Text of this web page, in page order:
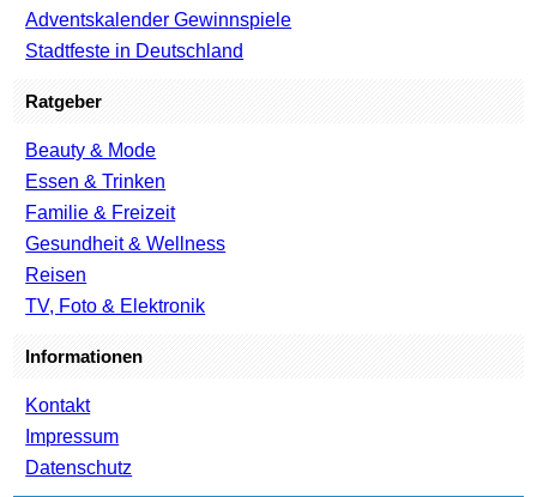
Adventskalender Gewinnspiele
Stadtfeste in Deutschland
Ratgeber
Beauty & Mode
Essen & Trinken
Familie & Freizeit
Gesundheit & Wellness
Reisen
TV, Foto & Elektronik
Informationen
Kontakt
Impressum
Datenschutz